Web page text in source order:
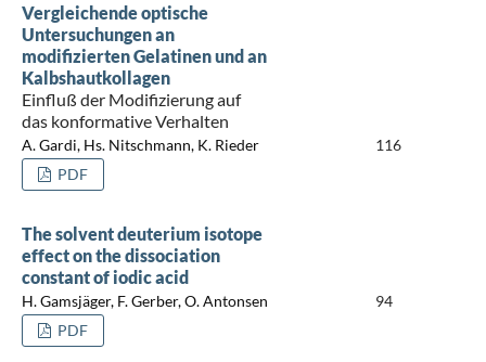
Vergleichende optische
Untersuchungen an
modifizierten Gelatinen und an
Kalbshautkollagen
Einfluß der Modifizierung auf
das konformative Verhalten
A. Gardi, Hs. Nitschmann, K. Rieder
116
PDF
The solvent deuterium isotope
effect on the dissociation
constant of iodic acid
H. Gamsjäger, F. Gerber, O. Antonsen
94
PDF